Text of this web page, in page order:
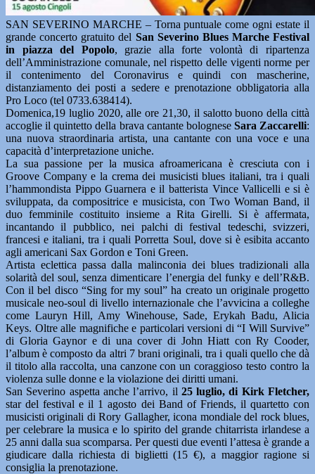
SAN SEVERINO MARCHE – Torna puntuale come ogni estate il
grande concerto gratuito del San Severino Blues Marche Festival
in piazza del Popolo, grazie alla forte volontà di ripartenza
dell’Amministrazione comunale, nel rispetto delle vigenti norme per
il contenimento del Coronavirus e quindi con mascherine,
distanziamento dei posti a sedere e prenotazione obbligatoria alla
Pro Loco (tel 0733.638414).
Domenica,19 luglio 2020, alle ore 21,30, il salotto buono della città
accoglie il quintetto della brava cantante bolognese Sara Zaccarelli:
una nuova straordinaria artista, una cantante con una voce e una
capacità d’interpretazione uniche.
La sua passione per la musica afroamericana è cresciuta con i
Groove Company e la crema dei musicisti blues italiani, tra i quali
l’hammondista Pippo Guarnera e il batterista Vince Vallicelli e si è
sviluppata, da compositrice e musicista, con Two Woman Band, il
duo femminile costituito insieme a Rita Girelli. Si è affermata,
incantando il pubblico, nei palchi di festival tedeschi, svizzeri,
francesi e italiani, tra i quali Porretta Soul, dove si è esibita accanto
agli americani Sax Gordon e Toni Green.
Artista eclettica passa dalla malinconia dei blues tradizionali alla
solarità del soul, senza dimenticare l’energia del funky e dell’R&B.
Con il bel disco “Sing for my soul” ha creato un originale progetto
musicale neo-soul di livello internazionale che l’avvicina a colleghe
come Lauryn Hill, Amy Winehouse, Sade, Erykah Badu, Alicia
Keys. Oltre alle magnifiche e particolari versioni di “I Will Survive”
di Gloria Gaynor e di una cover di John Hiatt con Ry Cooder,
l’album è composto da altri 7 brani originali, tra i quali quello che dà
il titolo alla raccolta, una canzone con un coraggioso testo contro la
violenza sulle donne e la violazione dei diritti umani.
San Severino aspetta anche l’arrivo, il 25 luglio, di Kirk Fletcher,
star del festival e il 1 agosto dei Band of Friends, il quartetto con
musicisti originali di Rory Gallagher, icona mondiale del rock blues,
per celebrare la musica e lo spirito del grande chitarrista irlandese a
25 anni dalla sua scomparsa. Per questi due eventi l’attesa è grande a
giudicare dalla richiesta di biglietti (15 €), a maggior ragione si
consiglia la prenotazione.